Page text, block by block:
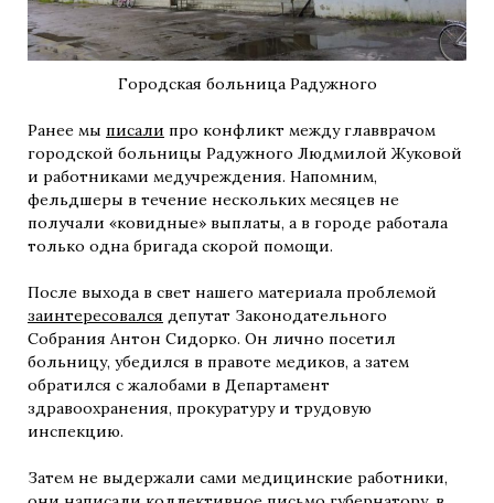
Городская больница Радужного
Ранее мы писали про конфликт между главврачом
городской больницы Радужного Людмилой Жуковой
и работниками медучреждения. Напомним,
фельдшеры в течение нескольких месяцев не
получали «ковидные» выплаты, а в городе работала
только одна бригада скорой помощи.
После выхода в свет нашего материала проблемой
заинтересовался депутат Законодательного
Собрания Антон Сидорко. Он лично посетил
больницу, убедился в правоте медиков, а затем
обратился с жалобами в Департамент
здравоохранения, прокуратуру и трудовую
инспекцию.
Затем не выдержали сами медицинские работники,